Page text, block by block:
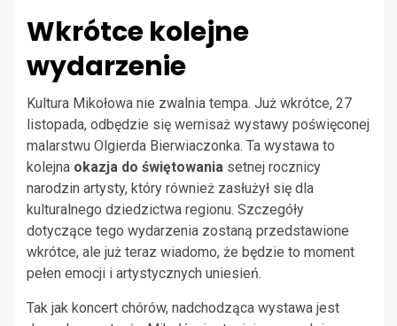
Wkrótce kolejne
wydarzenie
Kultura Mikołowa nie zwalnia tempa. Już wkrótce, 27
listopada, odbędzie się wernisaż wystawy poświęconej
malarstwu Olgierda Bierwiaczonka. Ta wystawa to
kolejna okazja do świętowania setnej rocznicy
narodzin artysty, który również zasłużył się dla
kulturalnego dziedzictwa regionu. Szczegóły
dotyczące tego wydarzenia zostaną przedstawione
wkrótce, ale już teraz wiadomo, że będzie to moment
pełen emocji i artystycznych uniesień.
Tak jak koncert chórów, nadchodząca wystawa jest